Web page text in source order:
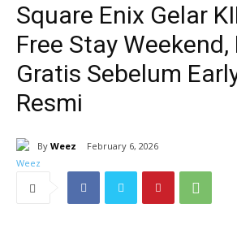
Square Enix Gelar
Free Stay Weekend,
Gratis Sebelum
Resmi
By Weez February 6, 2026